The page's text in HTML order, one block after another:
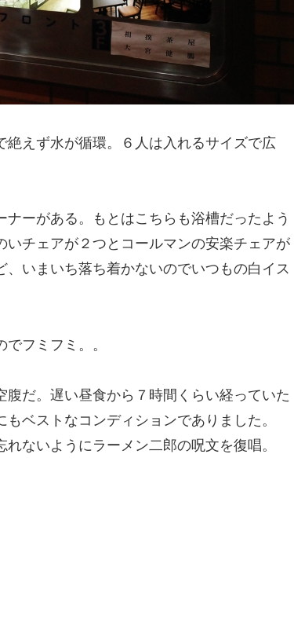
えず水が循環。６人は入れるサイズで広
ーがある。もとはこちらも浴槽だったよう
チェアが２つとコールマンの安楽チェアが
いまいち落ち着かないのでいつもの白イス
フミフミ。。
だ。遅い昼食から７時間くらい経っていた
ベストなコンディションでありました。
ないようにラーメン二郎の呪文を復唱。